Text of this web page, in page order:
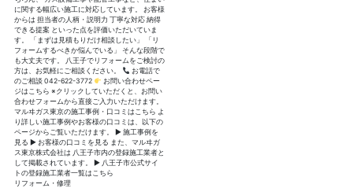
に関する幅広い施工に対応しています。 お客様
からは 担当者の人柄・説明力 丁寧な対応 納得
できる提案 といった点を評価いただいていま
す。 「まずは見積もりだけ相談したい」 「リ
フォームするべきか悩んでいる」 そんな段階で
も大丈夫です。 八王子でリフォームをご検討の
方は、お気軽にご相談ください。
お電話で
のご相談 042-622-3772
お問い合わせペー
ジはこちら ※クリックしていただくと、お問い
合わせフォームから直接ご入力いただけます。
マルヰガス東京の施工事例・口コミはこちら よ
り詳しい施工事例やお客様の口コミは、以下の
ページからご覧いただけます。 ▶ 施工事例を
見る ▶ お客様の口コミを見る また、マルヰガ
ス東京株式会社は 八王子市内の登録施工業者と
して掲載されています。 ▶ 八王子市公式サイ
トの登録施工業者一覧はこちら
リフォーム・修理